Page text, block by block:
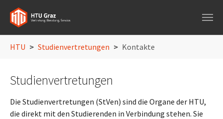
HTU Studienvertretungen Kontakte
Studienvertretungen
Die Studienvertretungen (StVen) sind die Organe der HTU,
die direkt mit den Studierenden in Verbindung stehen. Sie